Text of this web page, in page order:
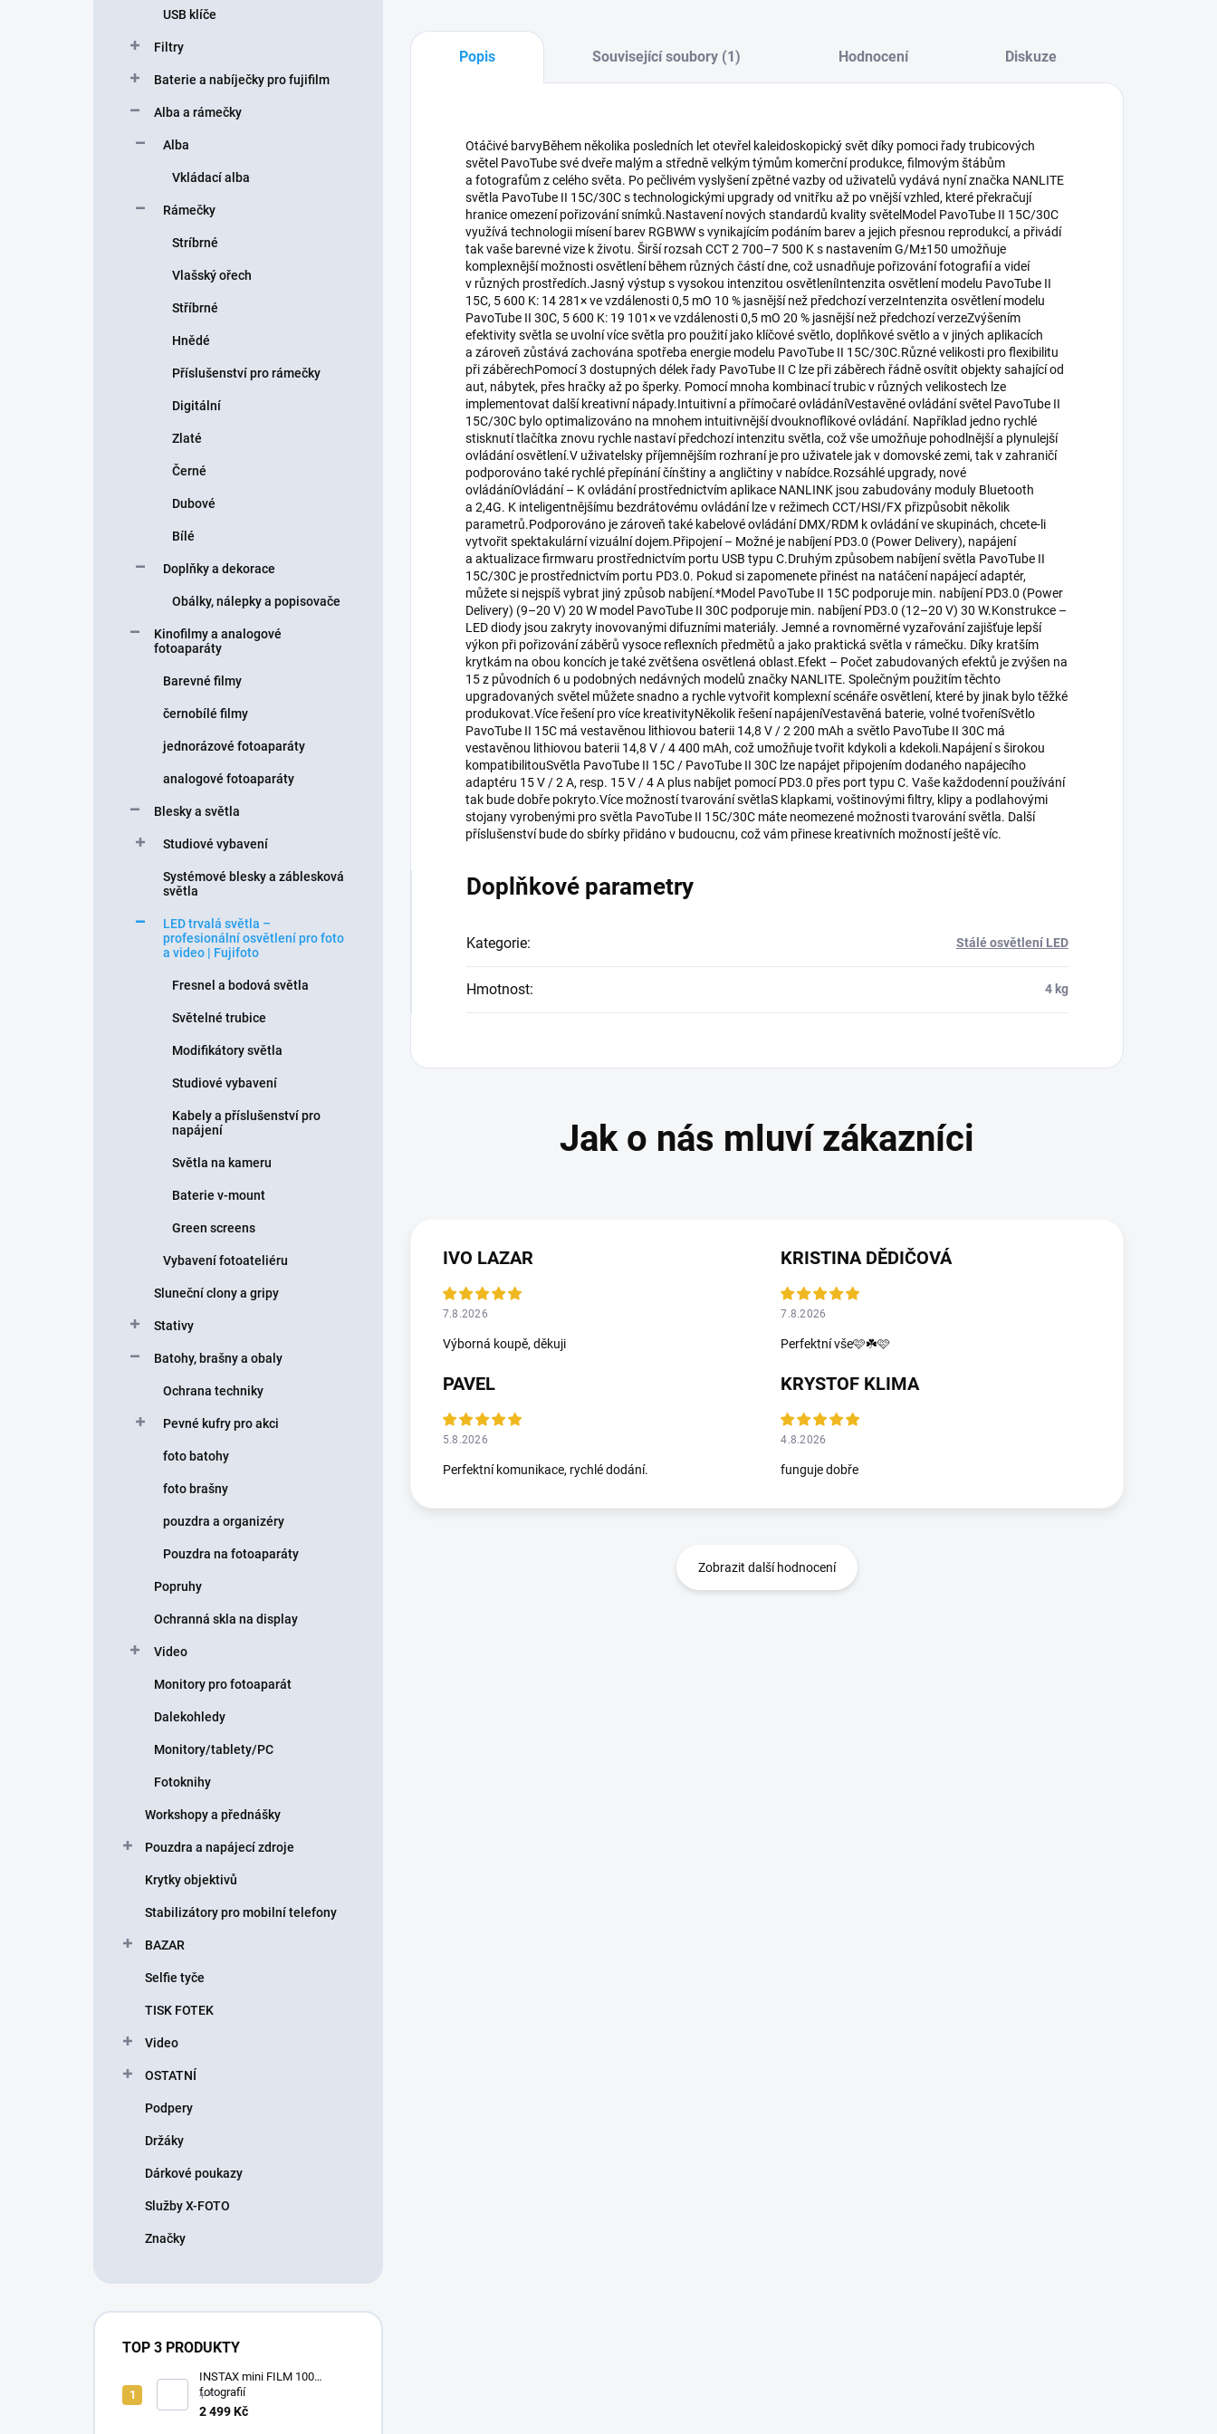
USB klíče
Filtry
Baterie a nabíječky pro fujifilm
Alba a rámečky
Alba
Vkládací alba
Rámečky
Stríbrné
Vlašský ořech
Stříbrné
Hnědé
Příslušenství pro rámečky
Digitální
Zlaté
Černé
Dubové
Bílé
Doplňky a dekorace
Obálky, nálepky a popisovače
Kinofilmy a analogové
fotoaparáty
Barevné filmy
černobílé filmy
jednorázové fotoaparáty
analogové fotoaparáty
Blesky a světla
Studiové vybavení
Systémové blesky a záblesková
světla
LED trvalá světla –
profesionální osvětlení pro foto
a video | Fujifoto
Fresnel a bodová světla
Světelné trubice
Modifikátory světla
Studiové vybavení
Kabely a příslušenství pro
napájení
Světla na kameru
Baterie v-mount
Green screens
Vybavení fotoateliéru
Sluneční clony a gripy
Stativy
Batohy, brašny a obaly
Ochrana techniky
Pevné kufry pro akci
foto batohy
foto brašny
pouzdra a organizéry
Pouzdra na fotoaparáty
Popruhy
Ochranná skla na display
Video
Monitory pro fotoaparát
Dalekohledy
Monitory/tablety/PC
Fotoknihy
Workshopy a přednášky
Pouzdra a napájecí zdroje
Krytky objektivů
Stabilizátory pro mobilní telefony
BAZAR
Selfie tyče
TISK FOTEK
Video
OSTATNÍ
Podpery
Držáky
Dárkové poukazy
Služby X-FOTO
Značky
TOP 3 PRODUKTY
INSTAX mini FILM 100
fotografií
+ *
2 499 Kč
Popis Související soubory (1) Hodnocení Diskuze
Otáčivé barvyBěhem několika posledních let otevřel kaleidoskopický svět díky pomoci řady trubicových
světel PavoTube své dveře malým a středně velkým týmům komerční produkce, filmovým štábům
a fotografům z celého světa. Po pečlivém vyslyšení zpětné vazby od uživatelů vydává nyní značka NANLITE
světla PavoTube II 15C/30C s technologickými upgrady od vnitřku až po vnější vzhled, které překračují
hranice omezení pořizování snímků.Nastavení nových standardů kvality světelModel PavoTube II 15C/30C
využívá technologii mísení barev RGBWW s vynikajícím podáním barev a jejich přesnou reprodukcí, a přivádí
tak vaše barevné vize k životu. Širší rozsah CCT 2 700–7 500 K s nastavením G/M±150 umožňuje
komplexnější možnosti osvětlení během různých částí dne, což usnadňuje pořizování fotografií a videí
v různých prostředích.Jasný výstup s vysokou intenzitou osvětleníIntenzita osvětlení modelu PavoTube II
15C, 5 600 K: 14 281× ve vzdálenosti 0,5 mO 10 % jasnější než předchozí verzeIntenzita osvětlení modelu
PavoTube II 30C, 5 600 K: 19 101× ve vzdálenosti 0,5 mO 20 % jasnější než předchozí verzeZvýšením
efektivity světla se uvolní více světla pro použití jako klíčové světlo, doplňkové světlo a v jiných aplikacích
a zároveň zůstává zachována spotřeba energie modelu PavoTube II 15C/30C.Různé velikosti pro flexibilitu
při záběrechPomocí 3 dostupných délek řady PavoTube II C lze při záběrech řádně osvítit objekty sahající od
aut, nábytek, přes hračky až po šperky. Pomocí mnoha kombinací trubic v různých velikostech lze
implementovat další kreativní nápady.Intuitivní a přímočaré ovládáníVestavěné ovládání světel PavoTube II
15C/30C bylo optimalizováno na mnohem intuitivnější dvouknoflíkové ovládání. Například jedno rychlé
stisknutí tlačítka znovu rychle nastaví předchozí intenzitu světla, což vše umožňuje pohodlnější a plynulejší
ovládání osvětlení.V uživatelsky příjemnějším rozhraní je pro uživatele jak v domovské zemi, tak v zahraničí
podporováno také rychlé přepínání čínštiny a angličtiny v nabídce.Rozsáhlé upgrady, nové
ovládáníOvládání – K ovládání prostřednictvím aplikace NANLINK jsou zabudovány moduly Bluetooth
a 2,4G. K inteligentnějšímu bezdrátovému ovládání lze v režimech CCT/HSI/FX přizpůsobit několik
parametrů.Podporováno je zároveň také kabelové ovládání DMX/RDM k ovládání ve skupinách, chcete-li
vytvořit spektakulární vizuální dojem.Připojení – Možné je nabíjení PD3.0 (Power Delivery), napájení
a aktualizace firmwaru prostřednictvím portu USB typu C.Druhým způsobem nabíjení světla PavoTube II
15C/30C je prostřednictvím portu PD3.0. Pokud si zapomenete přinést na natáčení napájecí adaptér,
můžete si nejspíš vybrat jiný způsob nabíjení.*Model PavoTube II 15C podporuje min. nabíjení PD3.0 (Power
Delivery) (9–20 V) 20 W model PavoTube II 30C podporuje min. nabíjení PD3.0 (12–20 V) 30 W.Konstrukce –
LED diody jsou zakryty inovovanými difuzními materiály. Jemné a rovnoměrné vyzařování zajišťuje lepší
výkon při pořizování záběrů vysoce reflexních předmětů a jako praktická světla v rámečku. Díky kratším
krytkám na obou koncích je také zvětšena osvětlená oblast.Efekt – Počet zabudovaných efektů je zvýšen na
15 z původních 6 u podobných nedávných modelů značky NANLITE. Společným použitím těchto
upgradovaných světel můžete snadno a rychle vytvořit komplexní scénáře osvětlení, které by jinak bylo těžké
produkovat.Více řešení pro více kreativityNěkolik řešení napájeníVestavěná baterie, volné tvořeníSvětlo
PavoTube II 15C má vestavěnou lithiovou baterii 14,8 V / 2 200 mAh a světlo PavoTube II 30C má
vestavěnou lithiovou baterii 14,8 V / 4 400 mAh, což umožňuje tvořit kdykoli a kdekoli.Napájení s širokou
kompatibilitouSvětla PavoTube II 15C / PavoTube II 30C lze napájet připojením dodaného napájecího
adaptéru 15 V / 2 A, resp. 15 V / 4 A plus nabíjet pomocí PD3.0 přes port typu C. Vaše každodenní používání
tak bude dobře pokryto.Více možností tvarování světlaS klapkami, voštinovými filtry, klipy a podlahovými
stojany vyrobenými pro světla PavoTube II 15C/30C máte neomezené možnosti tvarování světla. Další
příslušenství bude do sbírky přidáno v budoucnu, což vám přinese kreativních možností ještě víc.
Doplňkové parametry
Kategorie: Stálé osvětlení LED
Hmotnost: 4 kg
IVO LAZAR
7.8.2026
Výborná koupě, děkuji
KRISTINA DĚDIČOVÁ
7.8.2026
Perfektní vše🩷☘️🩷
PAVEL
5.8.2026
Perfektní komunikace, rychlé dodání.
KRYSTOF KLIMA
4.8.2026
funguje dobře
Zobrazit další hodnocení